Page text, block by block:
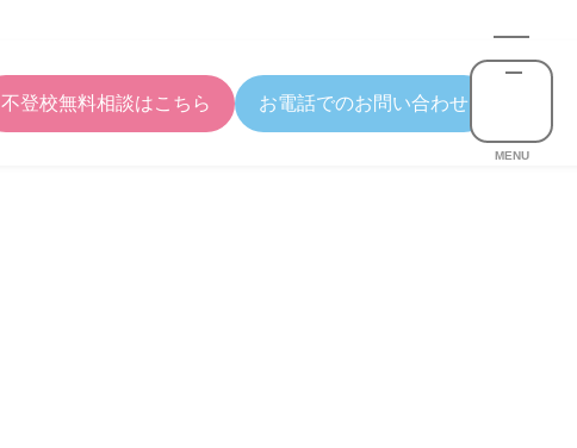
不登校無料相談はこちら お電話でのお問い合わせ
MENU